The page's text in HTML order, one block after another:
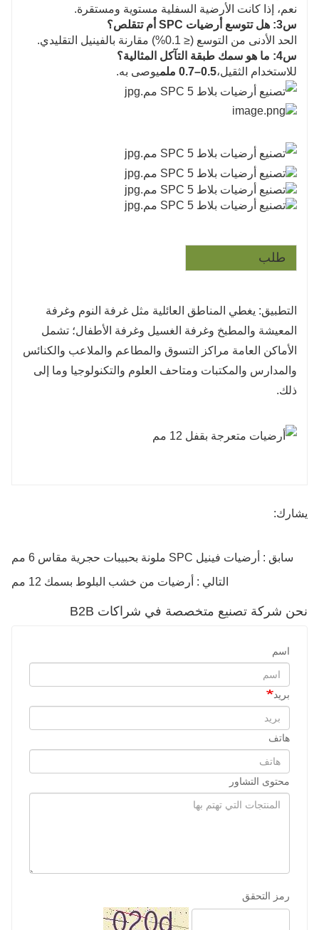
نعم، إذا كانت الأرضية السفلية مستوية ومستقرة.
س3: هل تتوسع أرضيات SPC أم تتقلص؟
الحد الأدنى من التوسع (≤ 0.1%) مقارنة بالفينيل التقليدي.
س4: ما هو سمك طبقة التآكل المثالية؟
للاستخدام الثقيل،0.5–0.7 ملم يوصى به.
طلب
التطبيق: يغطي المناطق العائلية مثل غرفة النوم وغرفة
المعيشة والمطبخ وغرفة الغسيل وغرفة الأطفال؛ تشمل
الأماكن العامة مراكز التسوق والمطاعم والملاعب والكنائس
والمدارس والمكتبات ومتاحف العلوم والتكنولوجيا وما إلى
ذلك.
يشارك:
سابق : أرضيات فينيل SPC ملونة بحبيبات حجرية مقاس 6 مم
التالي : أرضيات من خشب البلوط بسمك 12 مم
نحن شركة تصنيع متخصصة في شراكات B2B
اسم
بريد
هاتف
محتوى التشاور
رمز التحقق